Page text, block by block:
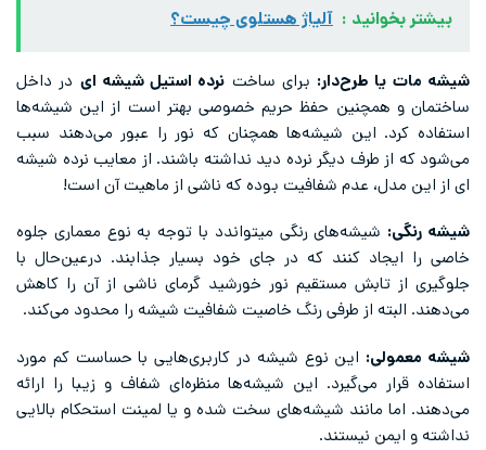
بیشتر بخوانید : آلیاژ هستلوی چیست؟
شیشه مات یا طرح‌دار: برای ساخت نرده استیل شیشه ای در داخل
ساختمان و همچنین حفظ حریم خصوصی بهتر است از این شیشه‌ها
استفاده کرد. این شیشه‌ها همچنان که نور را عبور می‌دهند سبب
می‌شود که از طرف دیگر نرده دید نداشته باشند. از معایب نرده شیشه
ای از این مدل، عدم شفافیت بوده که ناشی از ماهیت آن است!
شیشه رنگی: شیشه‌های رنگی میتواندد با توجه به نوع معماری جلوه
خاصی را ایجاد کنند که در جای خود بسیار جذابند. درعین‌حال با
جلوگیری از تابش مستقیم نور خورشید گرمای ناشی از آن را کاهش
می‌دهند. البته از طرفی رنگ خاصیت شفافیت شیشه را محدود می‌کند.
شیشه معمولی: این نوع شیشه در کاربری‌هایی با حساست کم مورد
استفاده قرار می‌گیرد. این شیشه‌ها منظره‌ای شفاف و زیبا را ارائه
می‌دهند. اما مانند شیشه‌های سخت شده و یا لمینت استحکام بالایی
نداشته و ایمن نیستند.